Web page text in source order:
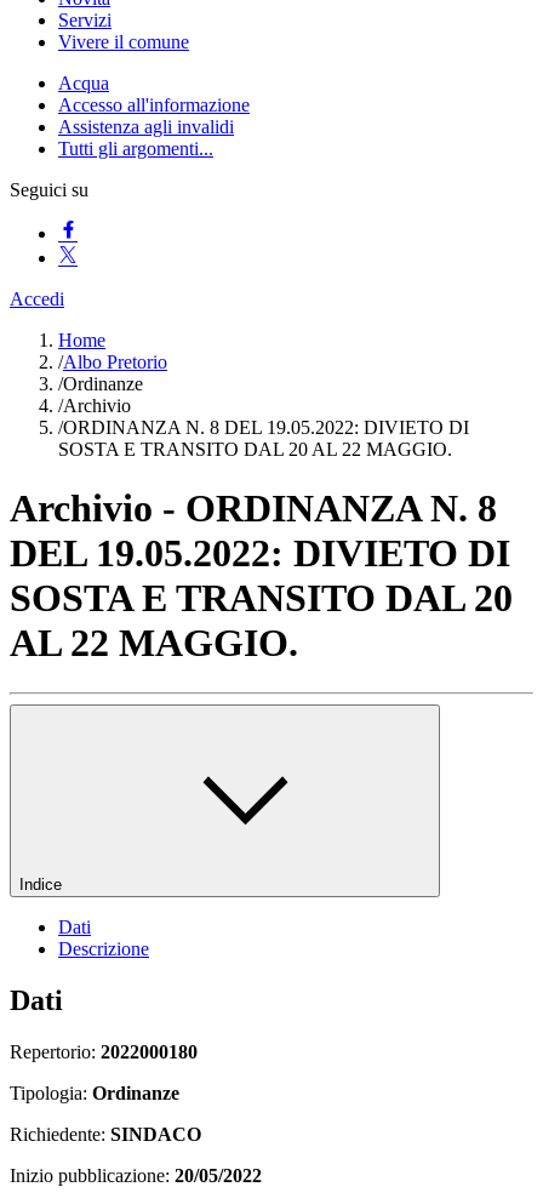
Servizi
Vivere il comune
Acqua
Accesso all'informazione
Assistenza agli invalidi
Tutti gli argomenti...
Seguici su
Accedi
Home
/Albo Pretorio
/Ordinanze
/Archivio
/ORDINANZA N. 8 DEL 19.05.2022: DIVIETO DI
SOSTA E TRANSITO DAL 20 AL 22 MAGGIO.
Archivio - ORDINANZA N. 8
DEL 19.05.2022: DIVIETO DI
SOSTA E TRANSITO DAL 20
AL 22 MAGGIO.
Indice
Dati
Descrizione
Dati
Repertorio: 2022000180
Tipologia: Ordinanze
Richiedente: SINDACO
Inizio pubblicazione: 20/05/2022